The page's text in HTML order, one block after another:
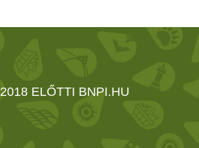
2018 ELŐTTI BNPI.HU